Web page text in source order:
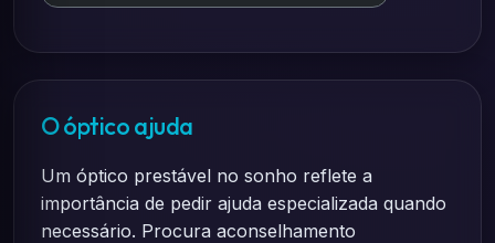
O óptico ajuda
Um óptico prestável no sonho reflete a
importância de pedir ajuda especializada quando
necessário. Procura aconselhamento